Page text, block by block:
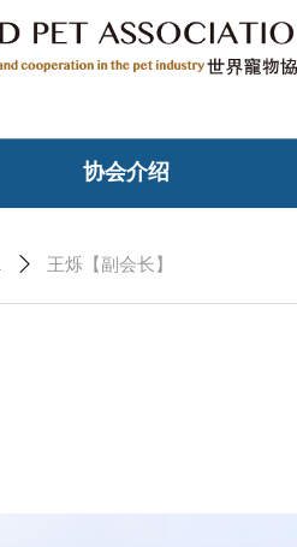
协会介绍
ꄲ 王烁【副会长】